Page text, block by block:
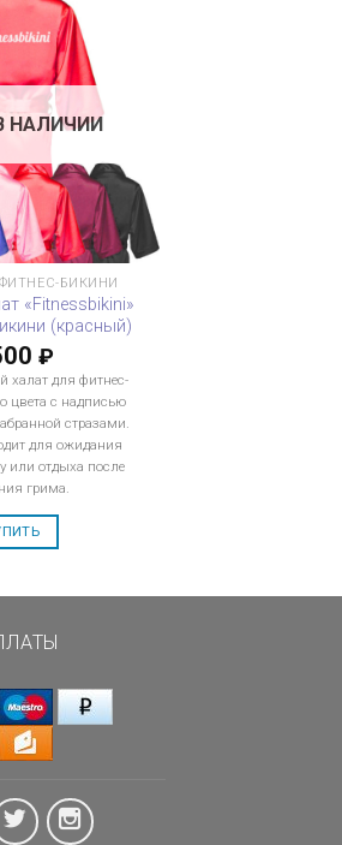
НАЛИЧИИ
БИКИНИ
«Fitnessbikini»
(красный)
₽
халат для фитнес-
цвета с надписью
стразами.
для ожидания
или отдыха после
грима.